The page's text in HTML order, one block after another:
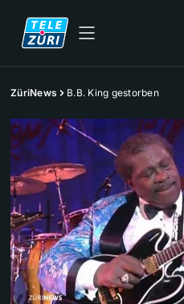
ZüriNews B.B. King gestorben